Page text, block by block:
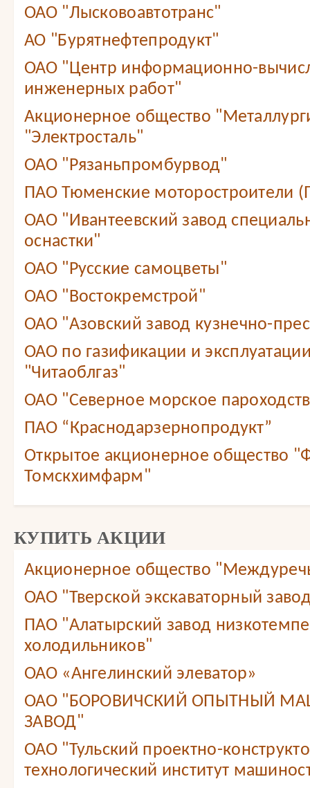
ОАО "Лысковоавтотранс"
АО "Бурятнефтепродукт"
ОАО "Центр информационно-
инженерных работ"
Акционерное общество
"Электросталь"
ОАО "Рязаньпромбурвод"
ПАО Тюменские моторостроители
ОАО "Ивантеевский завод
оснастки"
ОАО "Русские самоцветы"
ОАО "Востокремстрой"
ОАО "Азовский завод кузнечно-
ОАО по газификации и эксплуатации
"Читаоблгаз"
ОАО "Северное морское
ПАО “Краснодарзернопродукт”
Открытое акционерное общество
Томскхимфарм"
КУПИТЬ АКЦИИ
Акционерное общество
ОАО "Тверской экскаваторный
ПАО "Алатырский завод
холодильников"
ОАО «Ангелинский элеватор»
ОАО "БОРОВИЧСКИЙ ОПЫТНЫЙ
ЗАВОД"
ОАО "Тульский проектно-
технологический институт